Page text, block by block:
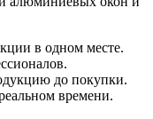
в одном месте.
до покупки.
времени.